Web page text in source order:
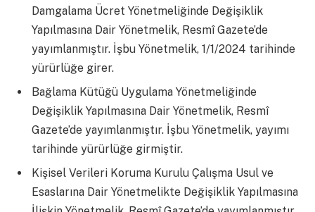
Damgalama Ücret Yönetmeliğinde Değişiklik
Yapılmasına Dair Yönetmelik, Resmî Gazete’de
yayımlanmıştır. İşbu Yönetmelik, 1/1/2024 tarihinde
yürürlüğe girer.
Bağlama Kütüğü Uygulama Yönetmeliğinde
Değişiklik Yapılmasına Dair Yönetmelik, Resmî
Gazete’de yayımlanmıştır. İşbu Yönetmelik, yayımı
tarihinde yürürlüğe girmiştir.
Kişisel Verileri Koruma Kurulu Çalışma Usul ve
Esaslarına Dair Yönetmelikte Değişiklik Yapılmasına